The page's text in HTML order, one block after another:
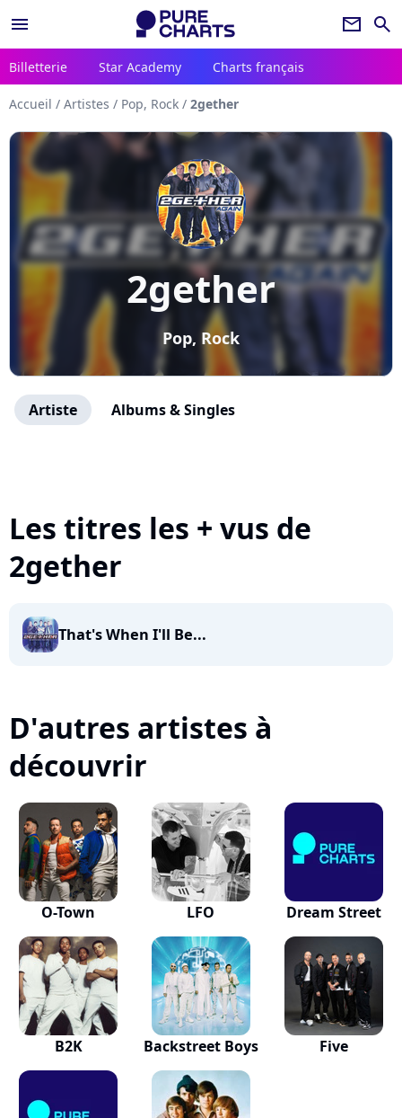
menu newsletter search
Billetterie Star Academy Charts français
Accueil / Artistes / Pop, Rock / 2gether
2gether
Pop, Rock
Artiste Albums & Singles
Les titres les + vus de
2gether
That's When I'll Be...
D'autres artistes à
découvrir
O-Town LFO Dream Street
B2K Backstreet Boys Five